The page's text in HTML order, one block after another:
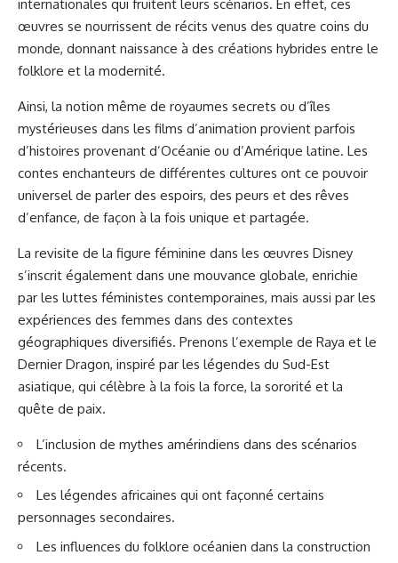
internationales qui fruitent leurs scénarios. En effet, ces
œuvres se nourrissent de récits venus des quatre coins du
monde, donnant naissance à des créations hybrides entre le
folklore et la modernité.
Ainsi, la notion même de royaumes secrets ou d’îles
mystérieuses dans les films d’animation provient parfois
d’histoires provenant d’Océanie ou d’Amérique latine. Les
contes enchanteurs de différentes cultures ont ce pouvoir
universel de parler des espoirs, des peurs et des rêves
d’enfance, de façon à la fois unique et partagée.
La revisite de la figure féminine dans les œuvres Disney
s’inscrit également dans une mouvance globale, enrichie
par les luttes féministes contemporaines, mais aussi par les
expériences des femmes dans des contextes
géographiques diversifiés. Prenons l’exemple de Raya et le
Dernier Dragon, inspiré par les légendes du Sud-Est
asiatique, qui célèbre à la fois la force, la sororité et la
quête de paix.
L’inclusion de mythes amérindiens dans des scénarios
récents.
Les légendes africaines qui ont façonné certains
personnages secondaires.
Les influences du folklore océanien dans la construction